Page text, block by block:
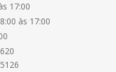
17:00
às 17:00